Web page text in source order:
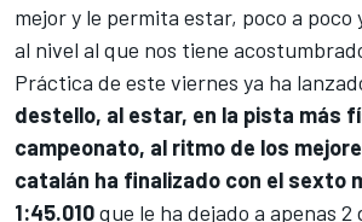
mejor y le permita estar, poco a poco
al nivel al que nos tiene
Práctica de este viernes ya ha
destello, al estar, en la pista más
campeonato, al ritmo de los
catalán ha finalizado con el sexto
1:45.010que le ha dejado a apenas